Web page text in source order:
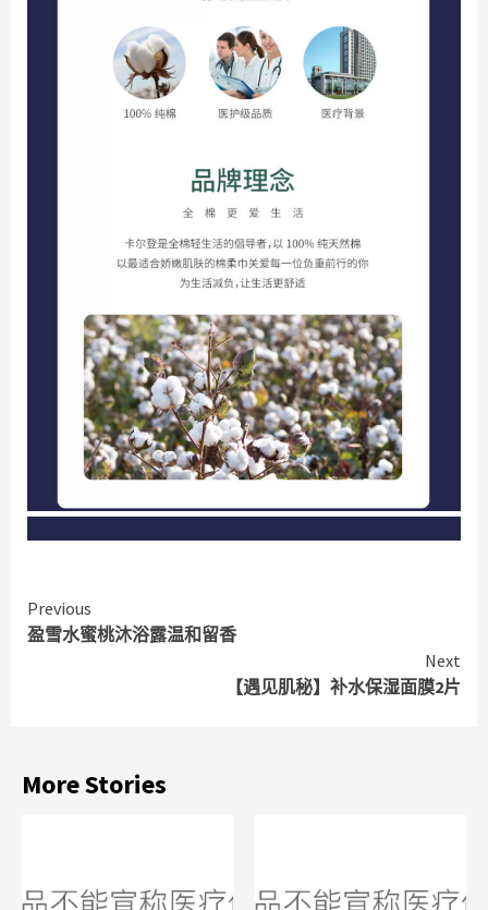
Continue
Reading
Previous
盈雪水蜜桃沐浴露温和留香
Next
【遇见肌秘】补水保湿面膜2片
More Stories